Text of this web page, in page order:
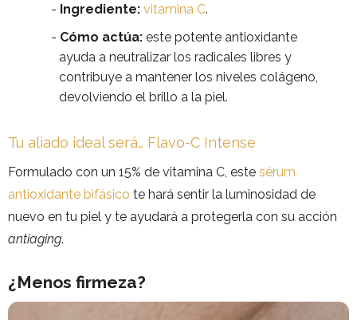
Ingrediente: vitamina C.
Cómo actúa: este potente antioxidante
ayuda a neutralizar los radicales libres y
contribuye a mantener los niveles colágeno,
devolviendo el brillo a la piel.
Tu aliado ideal será… Flavo-C Intense
Formulado con un 15% de vitamina C, este sérum
antioxidante bifásico te hará sentir la luminosidad de
nuevo en tu piel y te ayudará a protegerla con su acción
antiaging.
¿Menos firmeza?